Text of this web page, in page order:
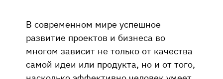
В современном мире успешное
развитие проектов и бизнеса во
многом зависит не только от качества
самой идеи или продукта, но и от того,